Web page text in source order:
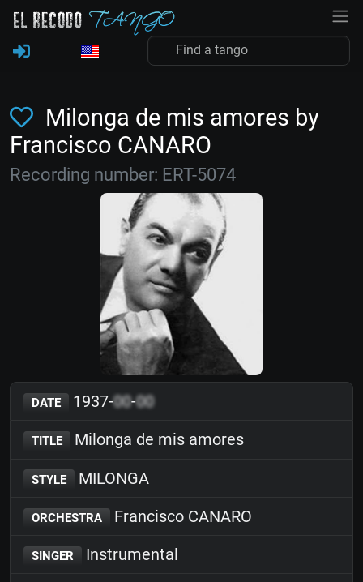
Milonga de mis amores by
Francisco CANARO
Recording number: ERT-5074
DATE 1937-00-00
TITLE Milonga de mis amores
STYLE MILONGA
ORCHESTRA Francisco CANARO
SINGER Instrumental